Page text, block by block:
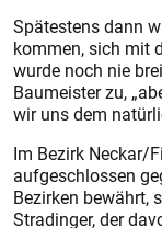
Spätestens dann
kommen, sich mit
wurde noch nie
Baumeister zu,
wir uns dem
Im Bezirk Neckar/
aufgeschlossen
Bezirken bewährt,
Stradinger, der